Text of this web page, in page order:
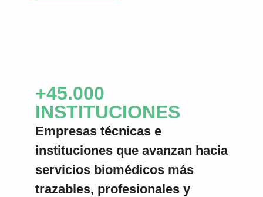
+45.000
INSTITUCIONES
Empresas técnicas e
instituciones que avanzan hacia
servicios biomédicos más
trazables, profesionales y